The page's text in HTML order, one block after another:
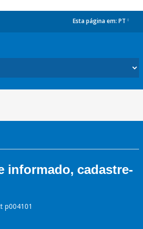
Esta página em: PT
informado, cadastre-
p004101